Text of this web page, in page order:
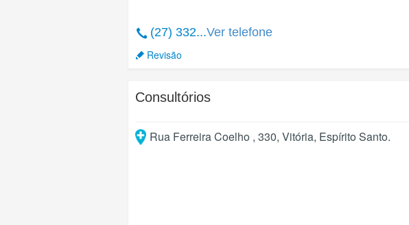
(27) 332...Ver telefone
Revisão
Consultórios
Rua Ferreira Coelho , 330, Vitória, Espírito Santo.